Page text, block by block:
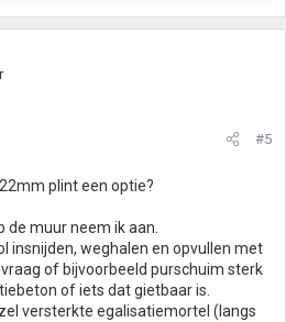
#5
plint een optie?
de muur neem ik aan.
insnijden, weghalen en opvullen met
of bijvoorbeeld purschuim sterk
of iets dat gietbaar is.
versterkte egalisatiemortel (langs